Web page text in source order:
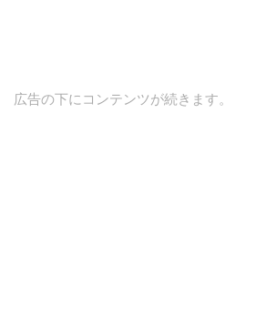
広告の下にコンテンツが続きます。